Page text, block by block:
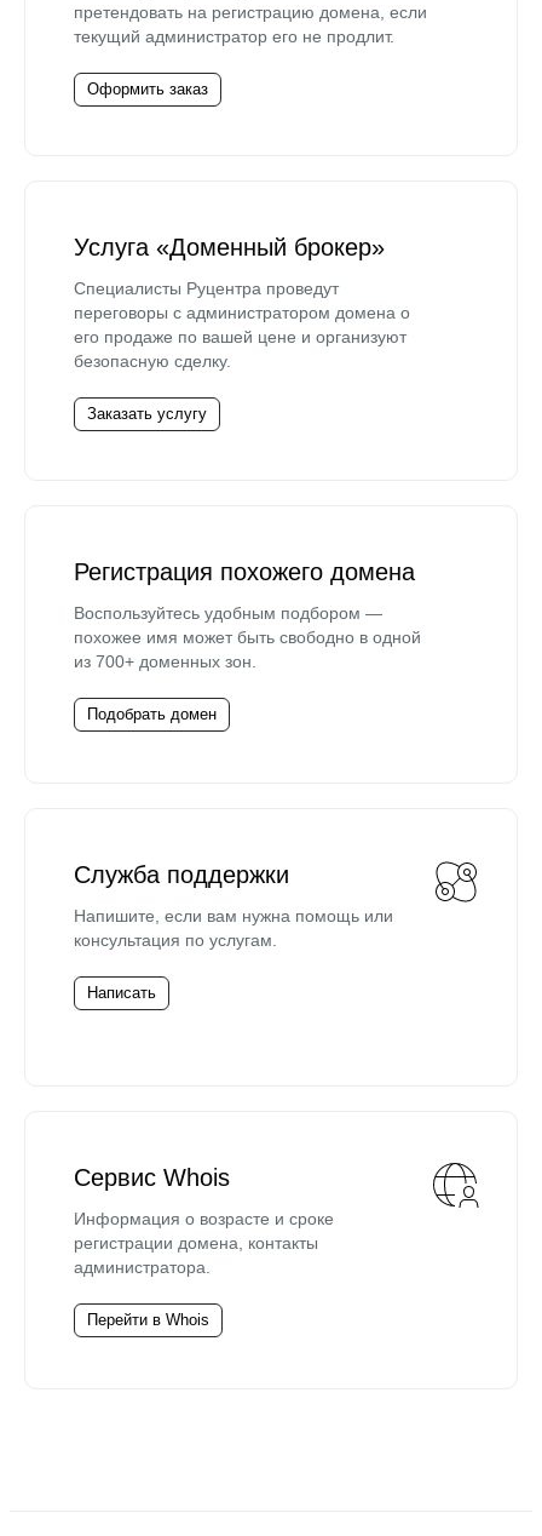
претендовать на регистрацию домена, если
текущий администратор его не продлит.
Оформить заказ
Услуга «Доменный брокер»
Специалисты Руцентра проведут
переговоры с администратором домена о
его продаже по вашей цене и организуют
безопасную сделку.
Заказать услугу
Регистрация похожего домена
Воспользуйтесь удобным подбором —
похожее имя может быть свободно в одной
из 700+ доменных зон.
Подобрать домен
Служба поддержки
Напишите, если вам нужна помощь или
консультация по услугам.
Написать
Сервис Whois
Информация о возрасте и сроке
регистрации домена, контакты
администратора.
Перейти в Whois